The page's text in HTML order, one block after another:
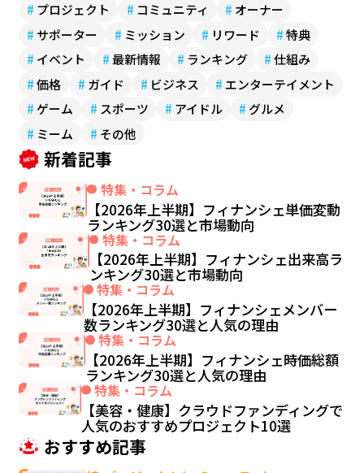
# プロジェクト # コミュニティ # オーナー
# サポーター # ミッション # リワード #特典
# イベント #最新情報 # ランキング #仕組み
#価格 # ガイド # ビジネス # エンターテイメント
# ゲーム # スポーツ # アイドル # グルメ
# ミーム # その他
新着記事
特集・コラム
【2026年上半期】フィナンシェ単価変動
ランキング30選と市場動向
特集・コラム
【2026年上半期】フィナンシェ出来高ラ
ンキング30選と市場動向
特集・コラム
【2026年上半期】フィナンシェメンバー
数ランキング30選と人気の理由
特集・コラム
【2026年上半期】フィナンシェ時価総額
ランキング30選と人気の理由
特集・コラム
【美容・健康】クラウドファンディングで
人気のおすすめプロジェクト10選
おすすめ記事